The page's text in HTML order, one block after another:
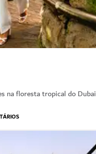
na floresta tropical do Dubai